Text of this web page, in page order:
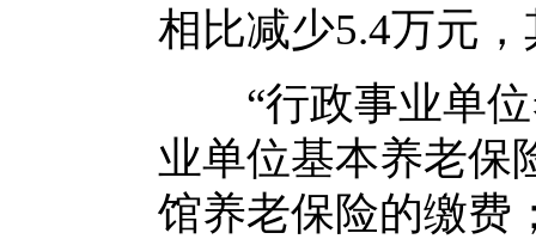
相比减少5.4万元
“行政事业单位
业单位基本养老保
馆养老保险的缴费